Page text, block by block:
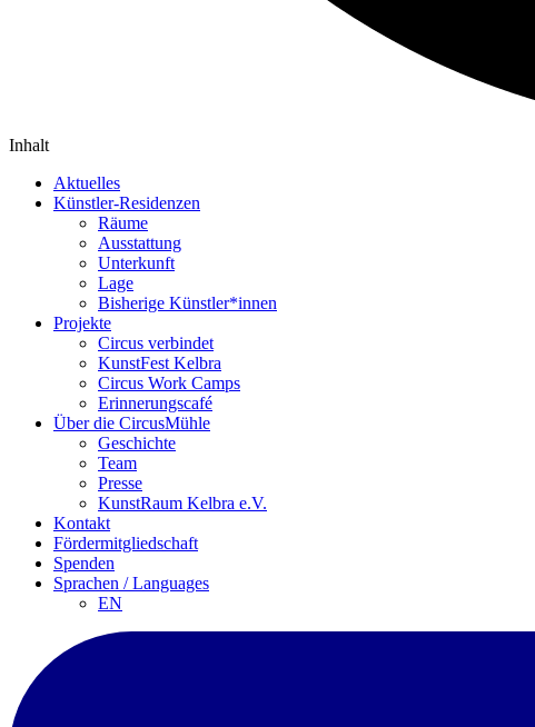
Inhalt
Aktuelles
Künstler-Residenzen
Räume
Ausstattung
Unterkunft
Lage
Bisherige Künstler*innen
Projekte
Circus verbindet
KunstFest Kelbra
Circus Work Camps
Erinnerungscafé
Über die CircusMühle
Geschichte
Team
Presse
KunstRaum Kelbra e.V.
Kontakt
Fördermitgliedschaft
Spenden
Sprachen / Languages
EN